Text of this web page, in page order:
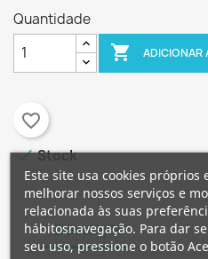
Adicionar à Lista
Criar lista de
Nome da lista de desejos
Entrar
É necessário ter sessão
produtos na sua lista de
Quantidade
 ADICIONAR
favorite_border
Stock
Descrição
Este site usa cookies próprios
melhorar nossos serviços e
relacionada às suas
hábitosnavegação. Para dar
seu uso, pressione o botão